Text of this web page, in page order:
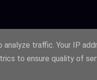
Fourni par Blogger
traffic. Your IP
to ensure quality of